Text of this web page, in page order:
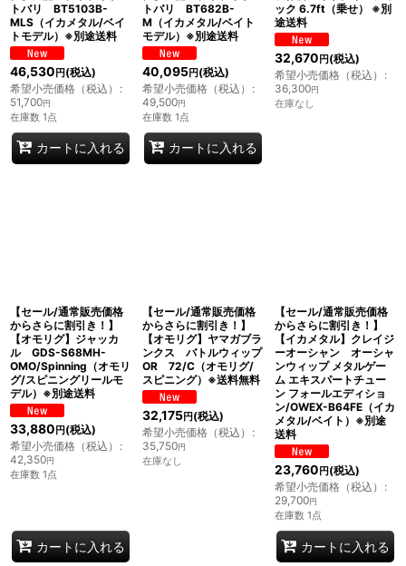
トバリ BT5103B-
MLS（イカメタル/ベイ
トモデル）※別途送料
46,530 円 (税込)
希望小売価格（税込） :
51,700円
在庫数 1点
カートに入れる
トバリ BT682B-
M（イカメタル/ベイト
モデル）※別途送料
40,095円(税込)
希望小売価格（税込） :
49,500円
在庫数 1点
カートに入れる
ック 6.7ft（乗せ） ※別
途送料
32,670 円(税込)
希望小売価格（税込） :
36,300円
在庫なし
【セール/通常販売価格
からさらに割引き！】
【オモリグ】ジャッカ
ル GDS-S68MH-
OMO/Spinning（オモリ
グ/スピニングリールモ
デル）※別途送料
33,880 円 (税込)
希望小売価格（税込） :
42,350円
在庫数 1点
カートに入れる
【セール/通常販売価格
からさらに割引き！】
【オモリグ】ヤマガブラ
ンクス バトルウィップ
OR 72/C（オモリグ/
スピニング）※送料無料
32,175円(税込)
希望小売価格（税込） :
35,750円
在庫なし
【セール/通常販売価格
からさらに割引き！】
【イカメタル】クレイジ
ーオーシャン オーシャ
ンウィップ メタルゲー
ム エキスパートチュー
ン フォールエディショ
ン/OWEX-B64FE（イカ
メタル/ベイト）※別途
送料
23,760 円(税込)
希望小売価格（税込） :
29,700円
在庫数 1点
カートに入れる